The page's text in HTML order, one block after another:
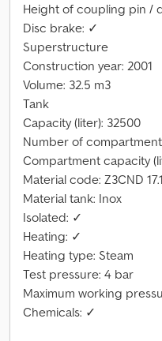
Height of coupling pin /
Disc brake: ✓
Superstructure
Construction year: 2001
Volume: 32.5 m3
Tank
Capacity (liter): 32500
Number of
Compartment capacity
Material code: Z3CND
Material tank: Inox
Isolated: ✓
Heating: ✓
Heating type: Steam
Test pressure: 4 bar
Maximum working
Chemicals: ✓